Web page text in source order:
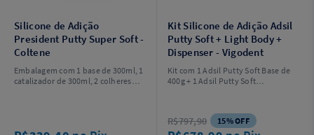
Silicone de Adição
President Putty Super Soft -
Coltene
Embalagem com 1 base de 300ml, 1
catalizador de 300ml, 2 colheres
Kit Silicone de Adição Adsil
Putty Soft + Light Body +
Dispenser - Vigodent
Kit com 1 Adsil Putty Soft Base de
400g + 1 Adsil Putty Soft
pontas intraorais + 06 pontas
misturadoras + 02 colheres
R$797,90 15% OFF